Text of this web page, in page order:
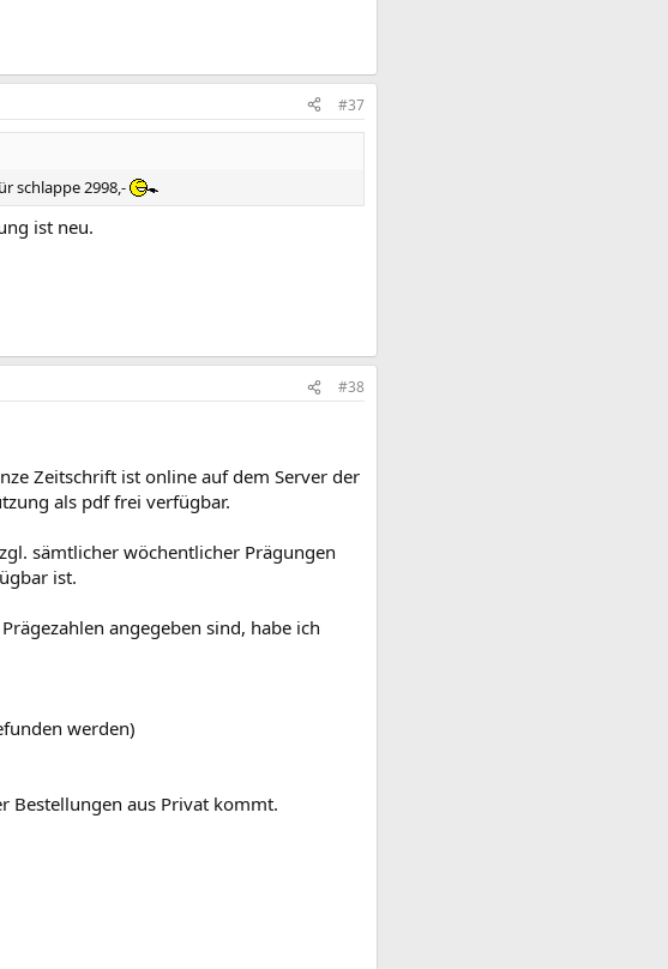
#37
schlappe 2998,-
ist neu.
#38
Zeitschrift ist online auf dem Server der
als pdf frei verfügbar.
sämtlicher wöchentlicher Prägungen
ist.
angegeben sind, habe ich
werden)
Bestellungen aus Privat kommt.